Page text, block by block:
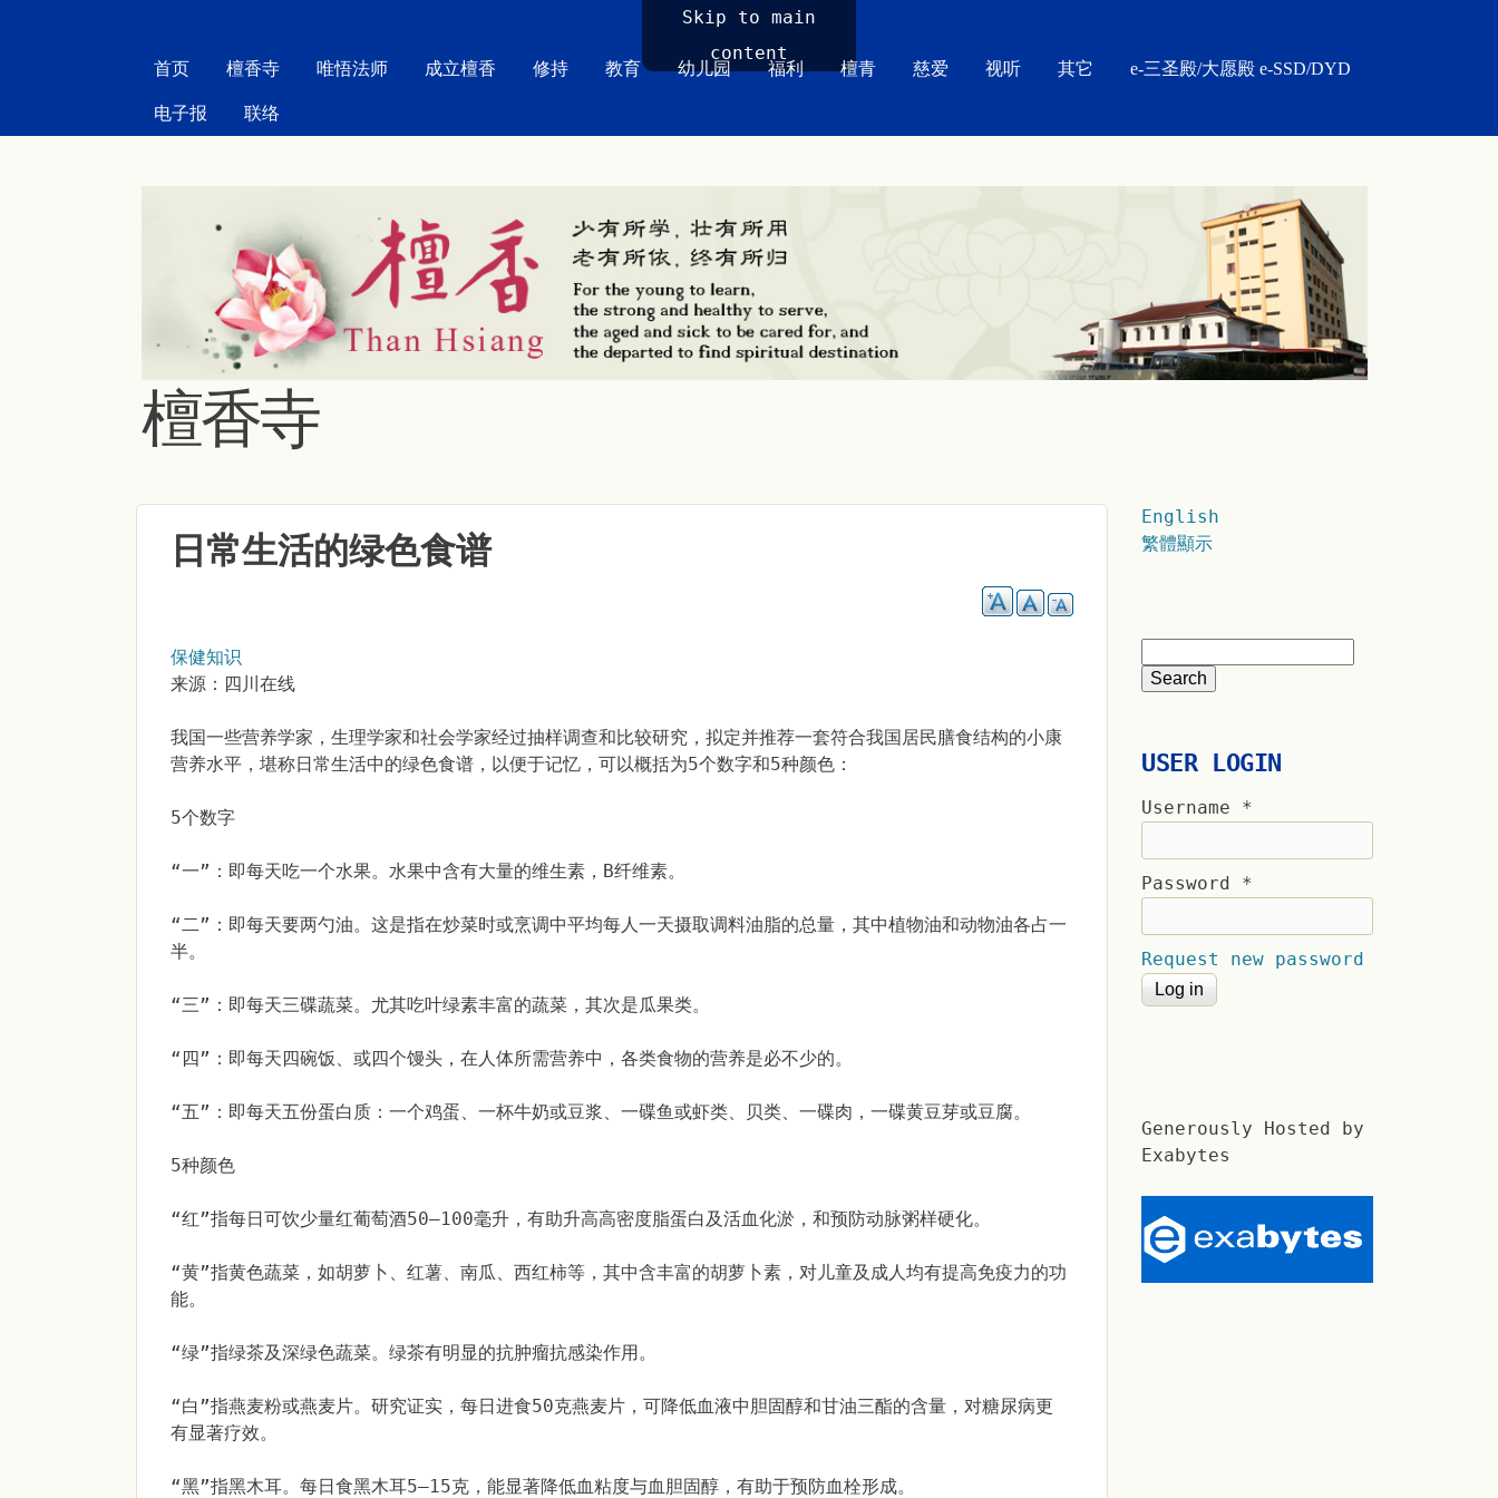
Skip to main
content
首页 檀香寺 唯悟法师 成立檀香 修持 教育 幼儿园 福利 檀青 慈爱 视听 其它 e-三圣殿/大愿殿 e-SSD/DYD
电子报 联络
檀香寺
日常生活的绿色食谱
保健知识
来源：四川在线
我国一些营养学家，生理学家和社会学家经过抽样调查和比较研究，拟定并推荐一套符合我国居民膳食结构的小康
营养水平，堪称日常生活中的绿色食谱，以便于记忆，可以概括为5个数字和5种颜色：
5个数字
“一”：即每天吃一个水果。水果中含有大量的维生素，B纤维素。
“二”：即每天要两勺油。这是指在炒菜时或烹调中平均每人一天摄取调料油脂的总量，其中植物油和动物油各占一
半。
“三”：即每天三碟蔬菜。尤其吃叶绿素丰富的蔬菜，其次是瓜果类。
“四”：即每天四碗饭、或四个馒头，在人体所需营养中，各类食物的营养是必不少的。
“五”：即每天五份蛋白质：一个鸡蛋、一杯牛奶或豆浆、一碟鱼或虾类、贝类、一碟肉，一碟黄豆芽或豆腐。
5种颜色
“红”指每日可饮少量红葡萄酒50—100毫升，有助升高高密度脂蛋白及活血化淤，和预防动脉粥样硬化。
“黄”指黄色蔬菜，如胡萝卜、红薯、南瓜、西红柿等，其中含丰富的胡萝卜素，对儿童及成人均有提高免疫力的功
能。
“绿”指绿茶及深绿色蔬菜。绿茶有明显的抗肿瘤抗感染作用。
“白”指燕麦粉或燕麦片。研究证实，每日进食50克燕麦片，可降低血液中胆固醇和甘油三酯的含量，对糖尿病更
有显著疗效。
“黑”指黑木耳。每日食黑木耳5—15克，能显著降低血粘度与血胆固醇，有助于预防血栓形成。
English
繁體顯示
USER LOGIN
Username *
Password *
Request new password
Generously Hosted by
Exabytes